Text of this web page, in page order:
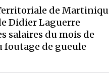
de
Didier Laguerre
salaires du mois de
foutage de gueule